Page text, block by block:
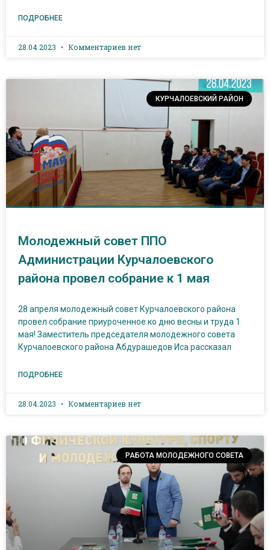
ПОДРОБНЕЕ
28.04.2023 Комментариев нет
КУРЧАЛОЕВСКИЙ РАЙОН
Молодежный совет ППО
Администрации Курчалоевского
района провел собрание к 1 мая
28 апреля молодежный совет Курчалоевского района
провел собрание приуроченное ко дню весны и труда 1
мая! Заместитель председателя молодежного совета
Курчалоевского района Абдурашедов Иса рассказал
ПОДРОБНЕЕ
28.04.2023 Комментариев нет
РАБОТА МОЛОДЕЖНОГО СОВЕТА